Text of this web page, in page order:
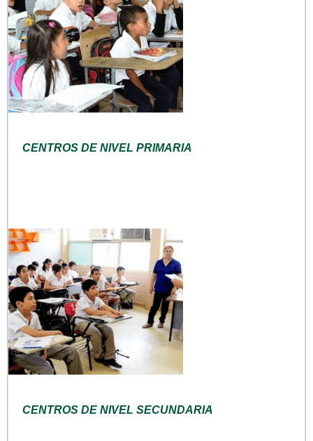
CENTROS DE NIVEL PRIMARIA
CENTROS DE NIVEL SECUNDARIA